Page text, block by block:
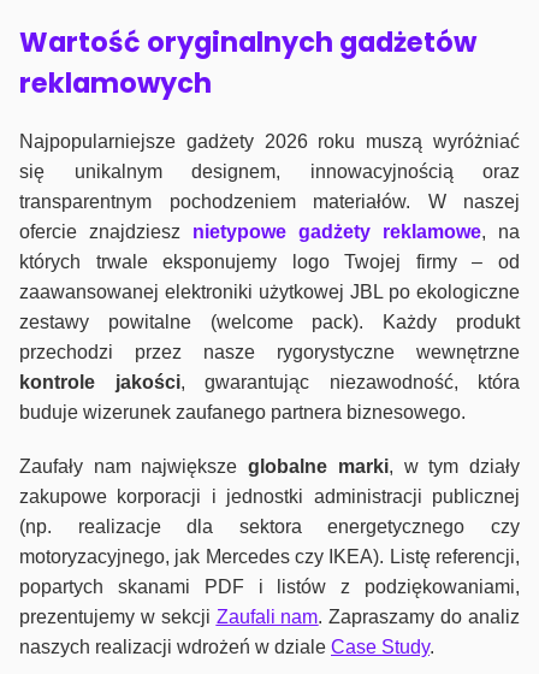
Wartość oryginalnych gadżetów
reklamowych
Najpopularniejsze gadżety 2026 roku muszą wyróżniać
się unikalnym designem, innowacyjnością oraz
transparentnym pochodzeniem materiałów. W naszej
ofercie znajdziesz nietypowe gadżety reklamowe, na
których trwale eksponujemy logo Twojej firmy – od
zaawansowanej elektroniki użytkowej JBL po ekologiczne
zestawy powitalne (welcome pack). Każdy produkt
przechodzi przez nasze rygorystyczne wewnętrzne
kontrole jakości, gwarantując niezawodność, która
buduje wizerunek zaufanego partnera biznesowego.
Zaufały nam największeglobalne marki, w tym działy
zakupowe korporacji i jednostki administracji publicznej
(np. realizacje dla sektora energetycznego czy
motoryzacyjnego, jak Mercedes czy IKEA). Listę referencji,
popartych skanami PDF i listów z podziękowaniami,
prezentujemy w sekcji Zaufali nam. Zapraszamy do analiz
naszych realizacji wdrożeń w dziale Case Study.